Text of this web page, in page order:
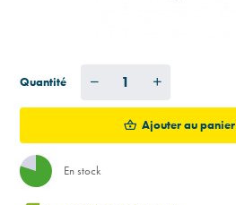
Quantité
Ajouter au panier
En stock